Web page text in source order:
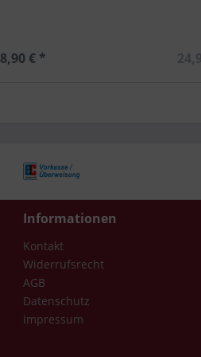
8,90 € *
Informationen
Kontakt
Widerrufsrecht
AGB
Datenschutz
Impressum